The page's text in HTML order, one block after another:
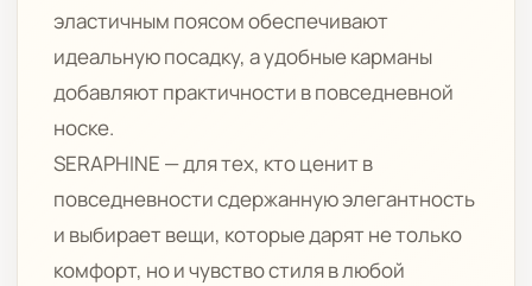
эластичным поясом обеспечивают
идеальную посадку, а удобные карманы
добавляют практичности в повседневной
носке.
SERAPHINE — для тех, кто ценит в
повседневности сдержанную элегантность
и выбирает вещи, которые дарят не только
комфорт, но и чувство стиля в любой